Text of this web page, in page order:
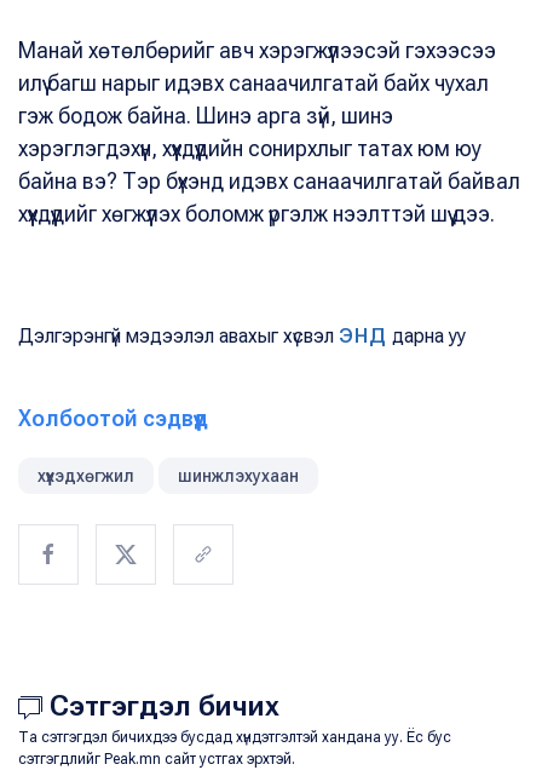
Манай хөтөлбөрийг авч хэрэгжүүлээсэй гэхээсээ
илүү багш нарыг идэвх санаачилгатай байх чухал
гэж бодож байна. Шинэ арга зүй, шинэ
хэрэглэгдэхүүн, хүүхдүүдийн сонирхлыг татах юм юу
байна вэ? Тэр бүхэнд идэвх санаачилгатай байвал
хүүхдүүдийг хөгжүүлэх боломж үргэлж нээлттэй шүү дээ.
Дэлгэрэнгүй мэдээлэл авахыг хүсвэл энд дарна уу
Холбоотой сэдвүүд
хүүхэдхөгжил шинжлэхухаан
Сэтгэгдэл бичих
Та сэтгэгдэл бичихдээ бусдад хүндэтгэлтэй хандана уу. Ёс бус
сэтгэгдлийг Peak.mn сайт устгах эрхтэй.